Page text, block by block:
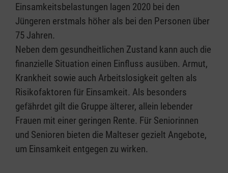
Einsamkeitsbelastungen lagen 2020 bei den
Jüngeren erstmals höher als bei den Personen über
75 Jahren.
Neben dem gesundheitlichen Zustand kann auch die
finanzielle Situation einen Einfluss ausüben. Armut,
Krankheit sowie auch Arbeitslosigkeit gelten als
Risikofaktoren für Einsamkeit. Als besonders
gefährdet gilt die Gruppe älterer, allein lebender
Frauen mit einer geringen Rente. Für Seniorinnen
und Senioren bieten die Malteser gezielt Angebote,
um Einsamkeit entgegen zu wirken.